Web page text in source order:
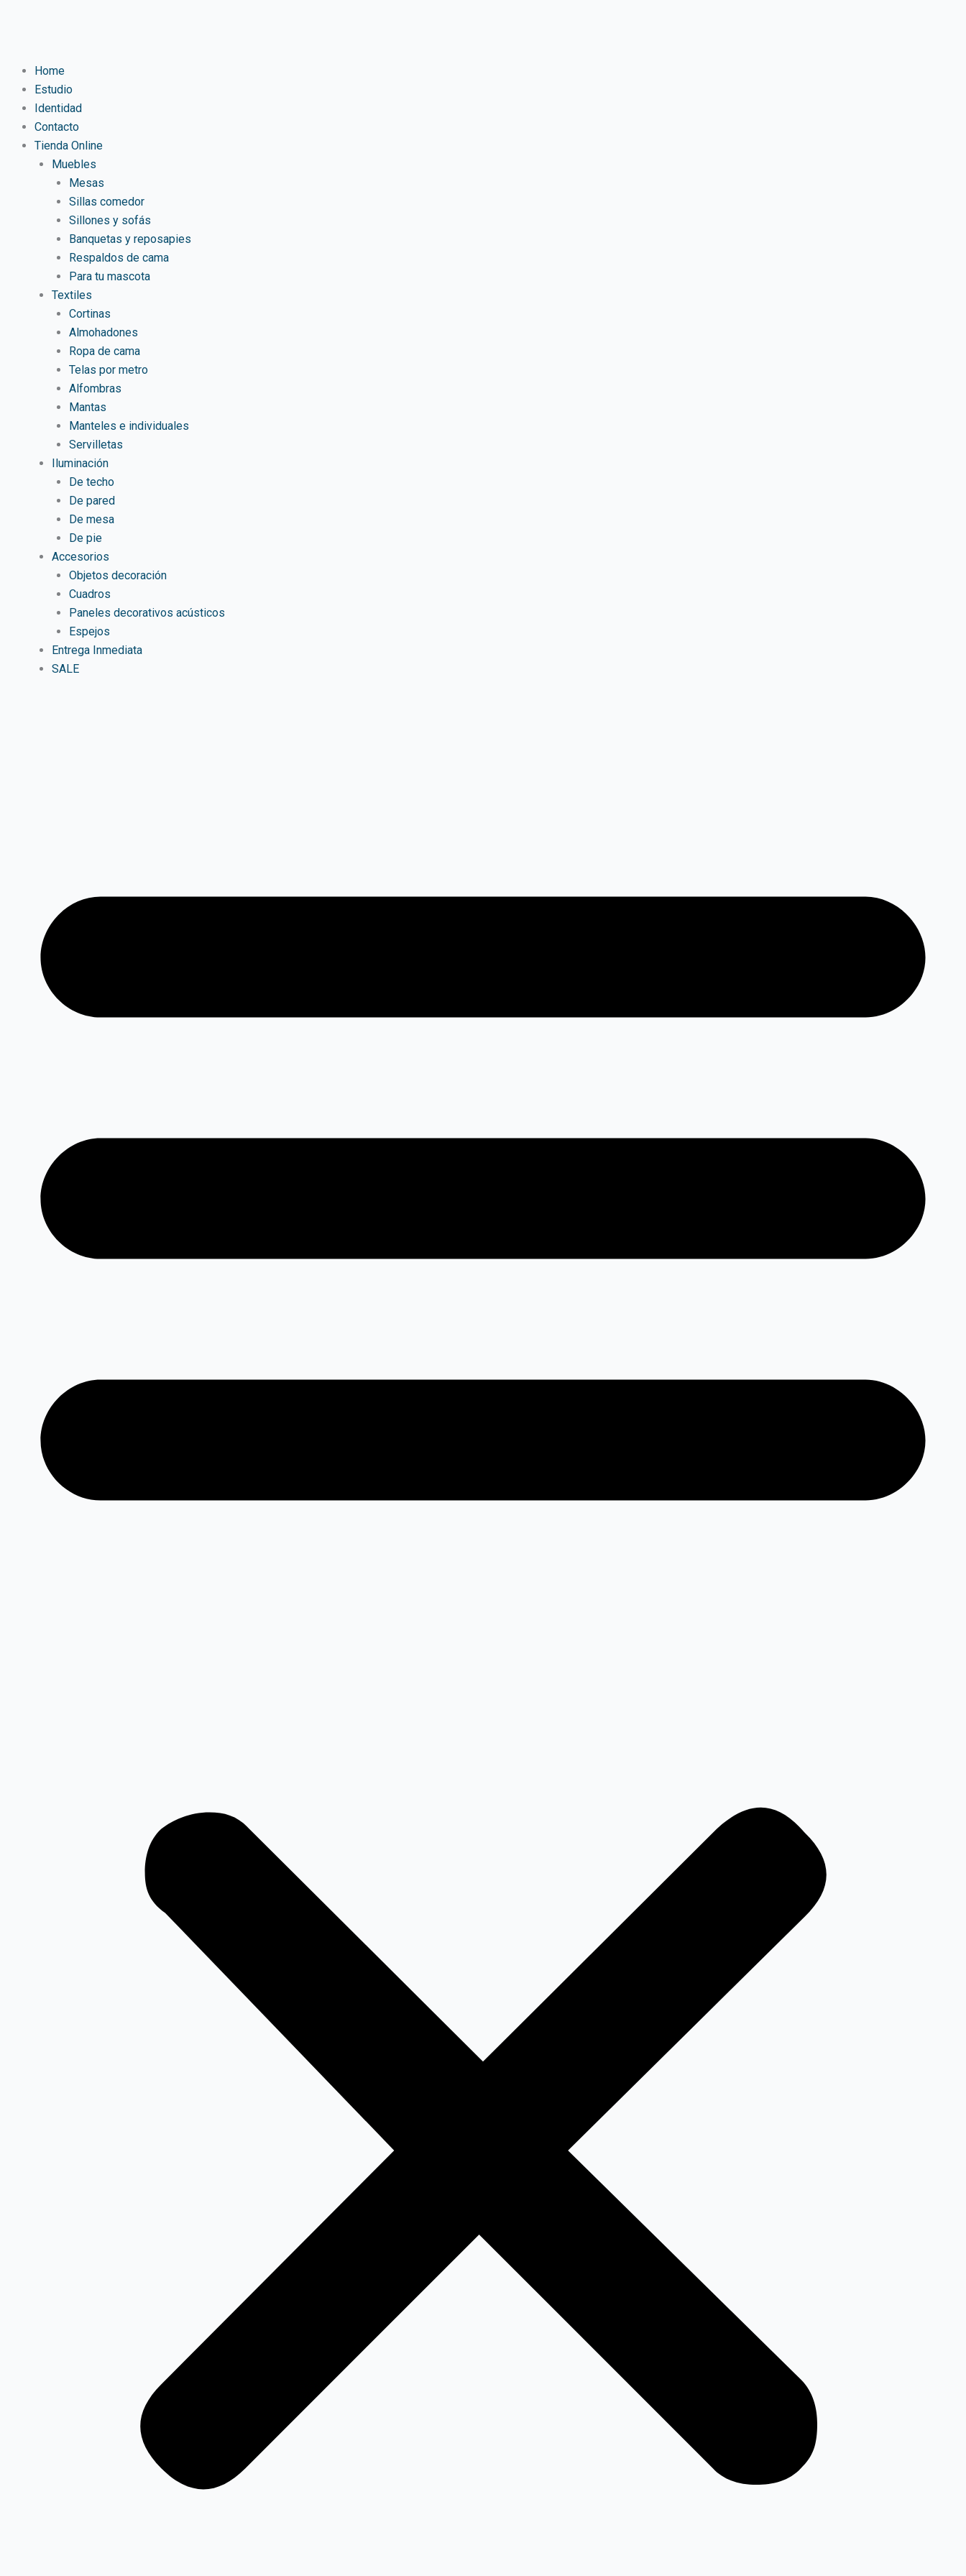
Home
Estudio
Identidad
Contacto
Tienda Online
Muebles
Mesas
Sillas comedor
Sillones y sofás
Banquetas y reposapies
Respaldos de cama
Para tu mascota
Textiles
Cortinas
Almohadones
Ropa de cama
Telas por metro
Alfombras
Mantas
Manteles e individuales
Servilletas
Iluminación
De techo
De pared
De mesa
De pie
Accesorios
Objetos decoración
Cuadros
Paneles decorativos acústicos
Espejos
Entrega Inmediata
SALE